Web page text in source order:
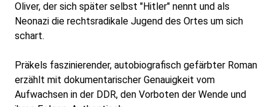
Oliver, der sich später selbst "Hitler" nennt und als
Neonazi die rechtsradikale Jugend des Ortes um sich
schart.
Präkels faszinierender, autobiografisch gefärbter Roman
erzählt mit dokumentarischer Genauigkeit vom
Aufwachsen in der DDR, den Vorboten der Wende und